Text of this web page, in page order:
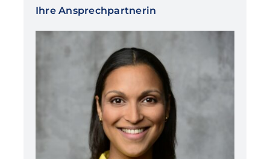
Ihre Ansprechpartnerin